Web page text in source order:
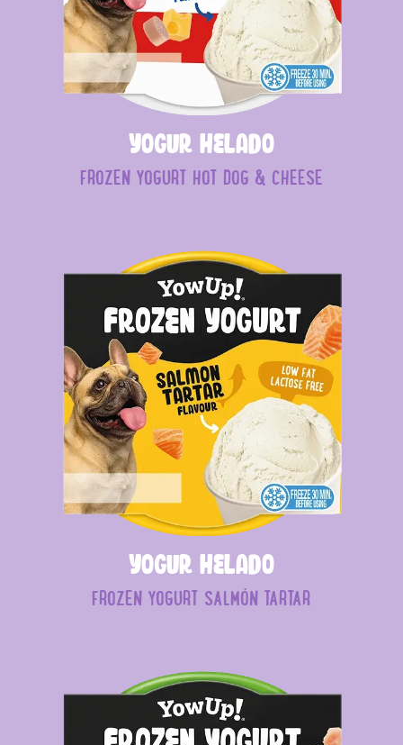
Yogur helado
FROZEN YOGURT HOT DOG & CHEESE
Yogur helado
FROZEN YOGURT SALMÓN TARTAR